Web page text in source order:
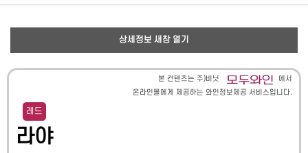
상세정보 새창 열기
본 컨텐츠는 주)비닛
에서
온라인몰에게 제공하는 와인정보제공 서비스입니다.
레드
라야